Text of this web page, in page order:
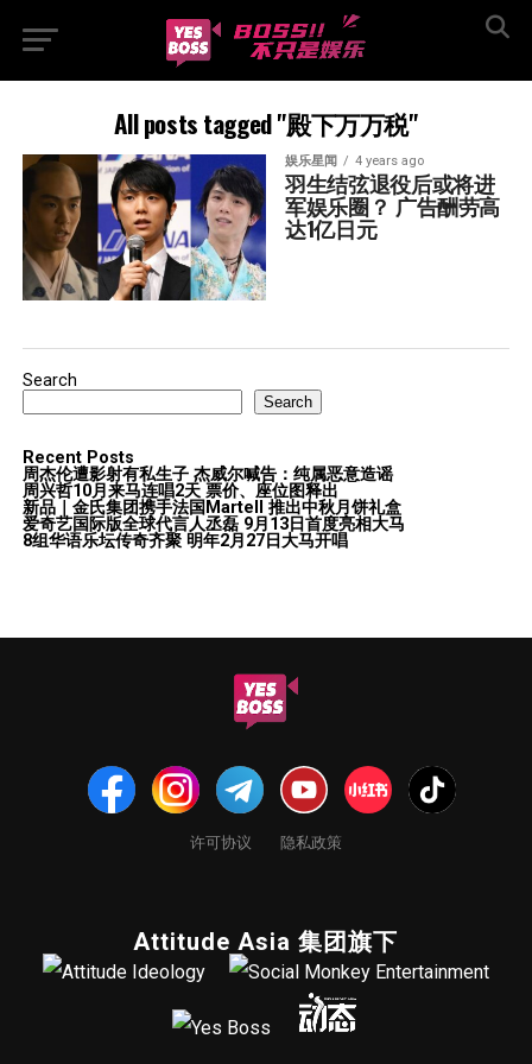
All posts tagged "殿下万万税"
娱乐星闻 4 years ago
羽生结弦退役后或将进
军娱乐圈？ 广告酬劳高
达1亿日元
Search
Search
Recent Posts
周杰伦遭影射有私生子 杰威尔喊告：纯属恶意造谣
周兴哲10月来马连唱2天 票价、座位图释出
新品｜金氏集团携手法国Martell 推出中秋月饼礼盒
爱奇艺国际版全球代言人丞磊 9月13日首度亮相大马
8组华语乐坛传奇⻬聚 明年2月27日大马开唱
许可协议 隐私政策
Attitude Asia 集团旗下